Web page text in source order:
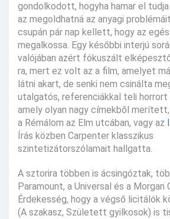
gondolkodott, hogyha hamar el tudja
az megoldhatná az anyagi
csupán pár nap kellett, hogy az
megalkossa. Egy későbbi interjú
valójában azért fókuszált
ra, mert ez volt az a film, amelyet
látni akart, de senki nem csinálta
utalgatós, referenciákkal teli
amely olyan nagy címekből
a Rémálom az Elm utcában, vagy az
Írás közben Carpenter klasszikus
szintetizátorszólamait hallgatta.
A sztorira többen is ácsingóztak,
Paramount, a Universal és a Morgan
Érdekesség, hogy a végső licitálók
(A szakasz, Született gyilkosok) is